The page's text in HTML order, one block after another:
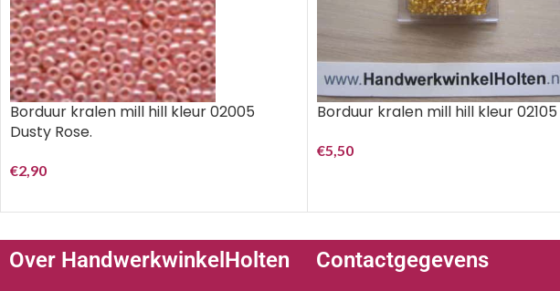
Borduur kralen mill hill kleur 02005
Dusty Rose.
€2,90
Borduur kralen mill hill kleur
€5,50
Over HandwerkwinkelHolten Contactgegevens